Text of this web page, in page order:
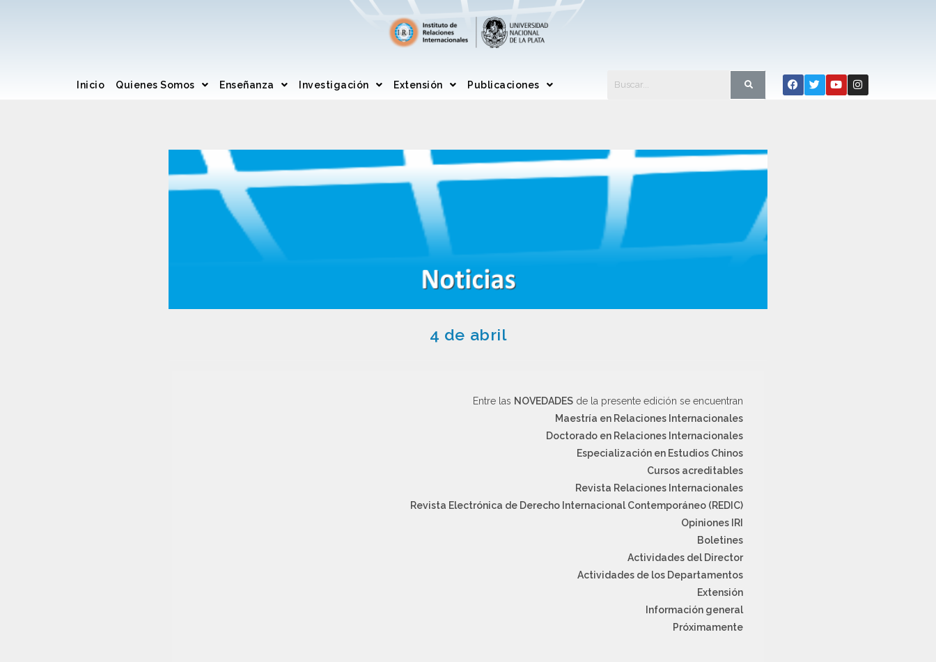
Inicio Quienes Somos Enseñanza Investigación Extensión Publicaciones
4 de abril
Entre las NOVEDADES de la presente edición se encuentran
Maestría en Relaciones Internacionales
Doctorado en Relaciones Internacionales
Especialización en Estudios Chinos
Cursos acreditables
Revista Relaciones Internacionales
Revista Electrónica de Derecho Internacional Contemporáneo (REDIC)
Opiniones IRI
Boletines
Actividades del Director
Actividades de los Departamentos
Extensión
Información general
Próximamente